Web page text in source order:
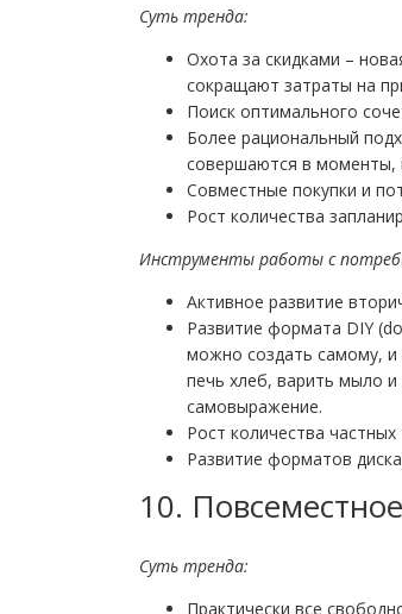
Суть тренда:
Охота за скидками –
сокращают затраты на
Поиск оптимального
Более рациональный
совершаются в моменты,
Совместные покупки и
Рост количества
Инструменты работы с
Активное развитие
Развитие формата DIY
можно создать самому,
печь хлеб, варить мыло
самовыражение.
Рост количества
Развитие форматов
10.
Суть тренда:
Практически все